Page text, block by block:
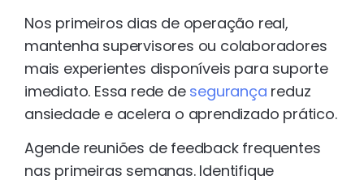
Nos primeiros dias de operação real,
mantenha supervisores ou colaboradores
mais experientes disponíveis para suporte
imediato. Essa rede de segurança reduz
ansiedade e acelera o aprendizado prático.
Agende reuniões de feedback frequentes
nas primeiras semanas. Identifique